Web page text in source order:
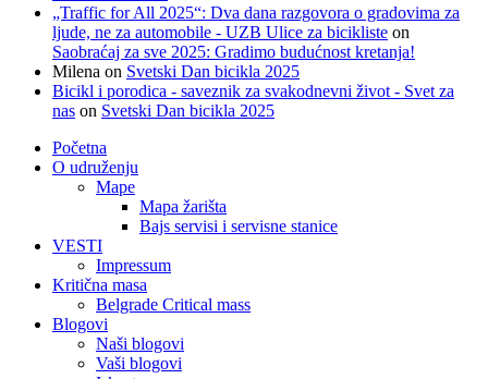
„Traffic for All 2025“: Dva dana razgovora o gradovima za
ljude, ne za automobile - UZB Ulice za bicikliste on
Saobraćaj za sve 2025: Gradimo budućnost kretanja!
Milena on Svetski Dan bicikla 2025
Bicikl i porodica - saveznik za svakodnevni život - Svet za
nas on Svetski Dan bicikla 2025
Početna
O udruženju
Mape
Mapa žarišta
Bajs servisi i servisne stanice
VESTI
Impressum
Kritična masa
Belgrade Critical mass
Blogovi
Naši blogovi
Vaši blogovi